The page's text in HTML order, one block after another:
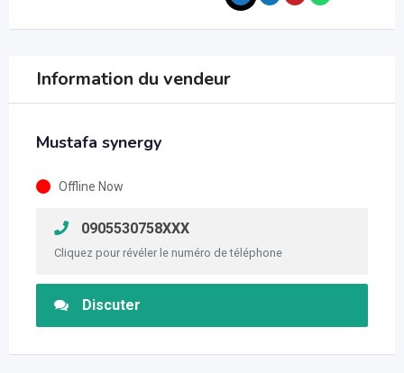
Information du vendeur
Mustafa synergy
Offline Now
0905530758XXX
Cliquez pour révéler le numéro de téléphone
Discuter